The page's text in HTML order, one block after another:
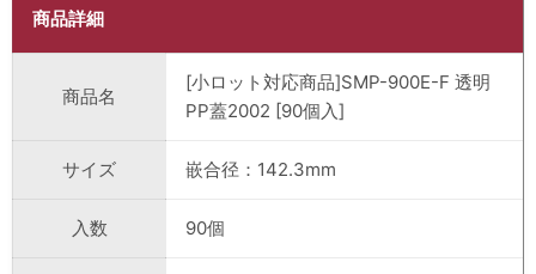
商品詳細
商品名
[小ロット対応商品]SMP-900E-F 透明
PP蓋2002 [90個入]
サイズ 嵌合径：142.3mm
入数 90個